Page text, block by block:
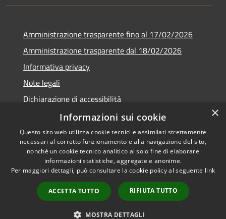
Amministrazione trasparente fino al 17/02/2026
Amministrazione trasparente dal 18/02/2026
Informativa privacy
Note legali
Dichiarazione di accessibilità
Obbiettivi di accessibilità
RSS
Accessibilità
Copyright © 2026 • Comune di
Campomaggiore • Powered by
Municipium•
Accesso
redazione
×
Informazioni sui cookie
Questo sito web utilizza cookie tecnici e assimilati strettamente
necessari al corretto funzionamento e alla navigazione del sito,
nonché un cookie tecnico analitico al solo fine di elaborare
informazioni statistiche, aggregate e anonime.
Per maggiori dettagli, può consultare la cookie policy al seguente link
ACCETTA TUTTO RIFIUTA TUTTO
MOSTRA DETTAGLI